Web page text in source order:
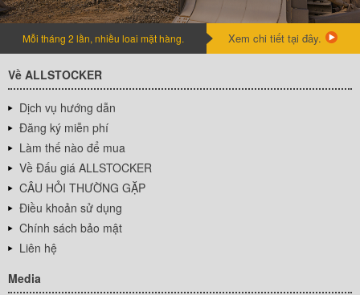
Mỗi tháng 2 lần, nhiều loai mặt hàng. Xem chi tiết tại đây.
Về ALLSTOCKER
Dịch vụ hướng dẫn
Đăng ký miễn phí
Làm thế nào để mua
Về Đấu giá ALLSTOCKER
CÂU HỎI THƯỜNG GẶP
Điều khoản sử dụng
Chính sách bảo mật
Liên hệ
Media